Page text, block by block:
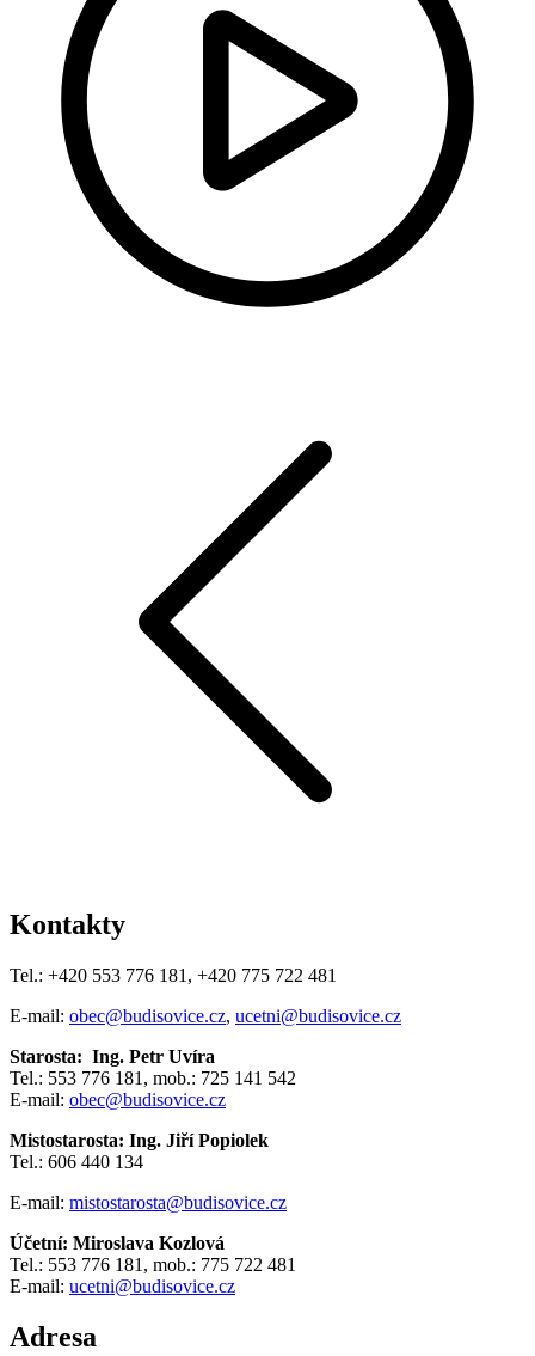
Kontakty
Tel.: +420 553 776 181, +420 775 722 481
E-mail: obec@budisovice.cz, ucetni@budisovice.cz
Starosta: Ing. Petr Uvíra
Tel.: 553 776 181, mob.: 725 141 542
E-mail: obec@budisovice.cz
Mistostarosta: Ing. Jiří Popiolek
Tel.: 606 440 134
E-mail: mistostarosta@budisovice.cz
Účetní: Miroslava Kozlová
Tel.: 553 776 181, mob.: 775 722 481
E-mail: ucetni@budisovice.cz
Adresa